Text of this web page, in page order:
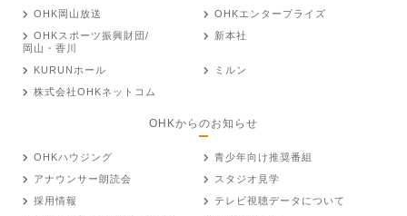
OHK岡山放送
OHKエンタープライズ
OHKスポーツ振興財団/
岡山・香川
新本社
KURUNホール
ミルン
株式会社OHKネットコム
OHKからのお知らせ
OHKハウジング
青少年向け推奨番組
アナウンサー朗読会
スタジオ見学
採用情報
テレビ視聴データについて